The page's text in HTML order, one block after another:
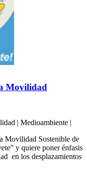
Movilidad
| Medioambiente |
Movilidad Sostenible de
y quiere poner énfasis
en los desplazamientos